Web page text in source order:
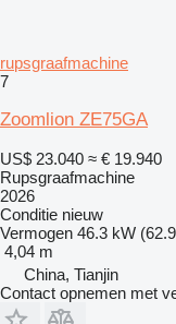
rupsgraafmachine
7
Zoomlion ZE75GA
US$ 23.040 ≈ € 19.940
Rupsgraafmachine
2026
Conditie nieuw
Vermogen 46.3 kW
4,04 m
China, Tianjin
Contact opnemen met